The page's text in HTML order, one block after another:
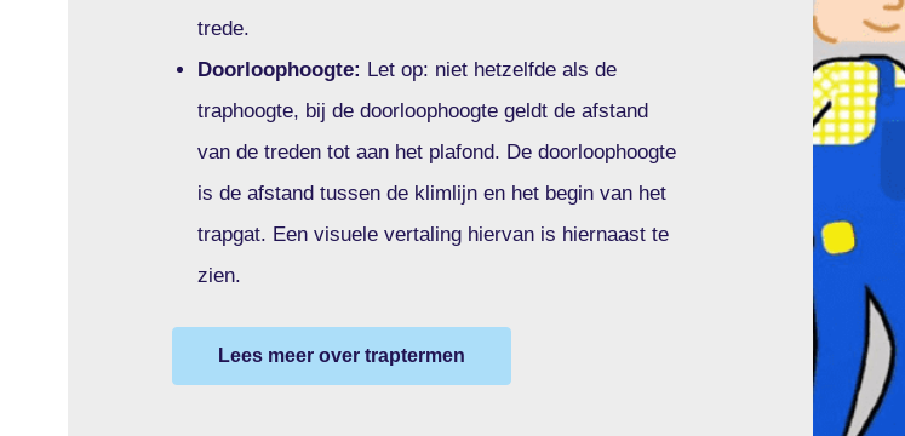
trede.
Doorloophoogte: Let op: niet hetzelfde als de
traphoogte, bij de doorloophoogte geldt de afstand
van de treden tot aan het plafond. De doorloophoogte
is de afstand tussen de klimlijn en het begin van het
trapgat. Een visuele vertaling hiervan is hiernaast te
zien.
Lees meer over traptermen